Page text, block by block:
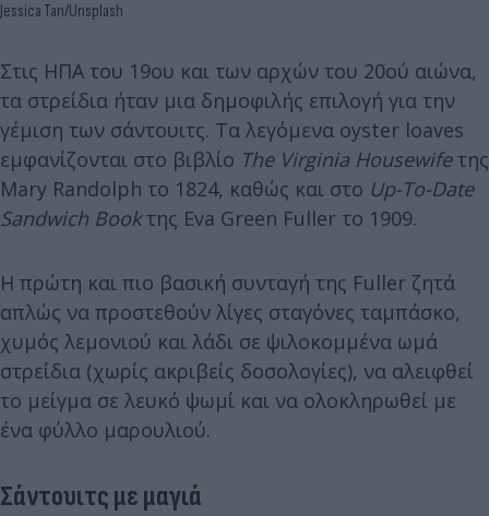
Jessica Tan/Unsplash
Στις ΗΠΑ του 19ου και των αρχών του 20ού αιώνα,
τα στρείδια ήταν μια δημοφιλής επιλογή για την
γέμιση των σάντουιτς. Τα λεγόμενα oyster loaves
εμφανίζονται στο βιβλίο The Virginia Housewifeτης
Mary Randolph το 1824, καθώς και στο Up-To-Date
Sandwich Bookτης Eva Green Fuller το 1909.
Η πρώτη και πιο βασική συνταγή της Fuller ζητά
απλώς να προστεθούν λίγες σταγόνες ταμπάσκο,
χυμός λεμονιού και λάδι σε ψιλοκομμένα ωμά
στρείδια (χωρίς ακριβείς δοσολογίες), να αλειφθεί
το μείγμα σε λευκό ψωμί και να ολοκληρωθεί με
ένα φύλλο μαρουλιού.
Σάντουιτς με μαγιά